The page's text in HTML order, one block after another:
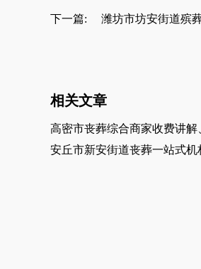
下一篇: 潍坊市坊安街道殡
相关文章
高密市丧葬综合商家收费讲
安丘市新安街道丧葬一站式